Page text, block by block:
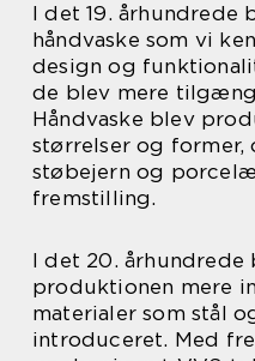
I det 19. århundrede
håndvaske som vi
design og
de blev mere
Håndvaske blev
størrelser og former,
støbejern og
fremstilling.
I det 20. århundrede
produktionen mere
materialer som stål
introduceret. Med